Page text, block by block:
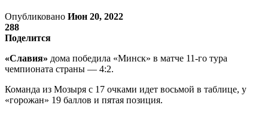
Опубликовано Июн 20, 2022
288
Поделится
«Славия» дома победила «Минск» в матче 11-го тура
чемпионата страны — 4:2.
Команда из Мозыря с 17 очками идет восьмой в таблице, у
«горожан» 19 баллов и пятая позиция.